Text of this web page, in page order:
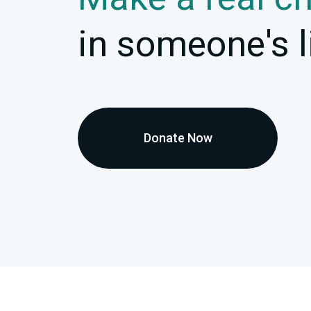
in someone's
Donate Now